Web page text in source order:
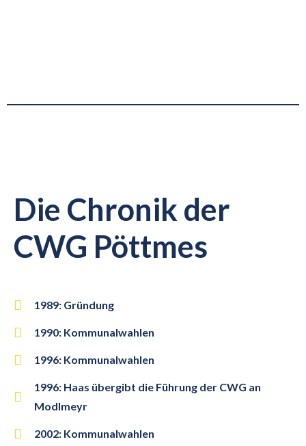
Die Chronik der
CWG Pöttmes
1989: Gründung
1990: Kommunalwahlen
1996: Kommunalwahlen
1996: Haas übergibt die Führung der CWG an
Modlmeyr
2002: Kommunalwahlen